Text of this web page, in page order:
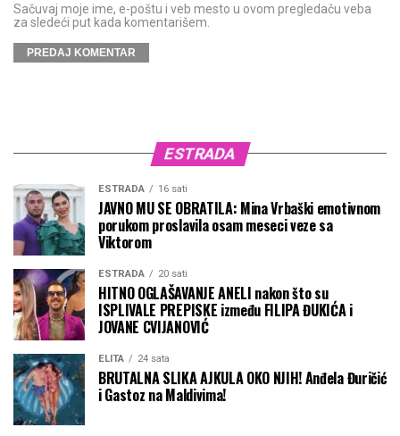
Sačuvaj moje ime, e-poštu i veb mesto u ovom pregledaču veba
za sledeći put kada komentarišem.
ESTRADA
ESTRADA 16 sati
JAVNO MU SE OBRATILA: Mina Vrbaški emotivnom
porukom proslavila osam meseci veze sa
Viktorom
ESTRADA 20 sati
HITNO OGLAŠAVANJE ANELI nakon što su
ISPLIVALE PREPISKE između FILIPA ĐUKIĆA i
JOVANE CVIJANOVIĆ
ELITA 24 sata
BRUTALNA SLIKA AJKULA OKO NJIH! Anđela Đuričić
i Gastoz na Maldivima!